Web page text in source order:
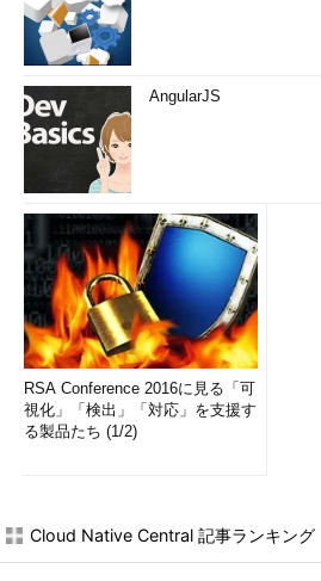
AngularJS
RSA Conference 2016に見る「可
視化」「検出」「対応」を支援す
る製品たち (1/2)
Cloud Native Central 記事ランキング